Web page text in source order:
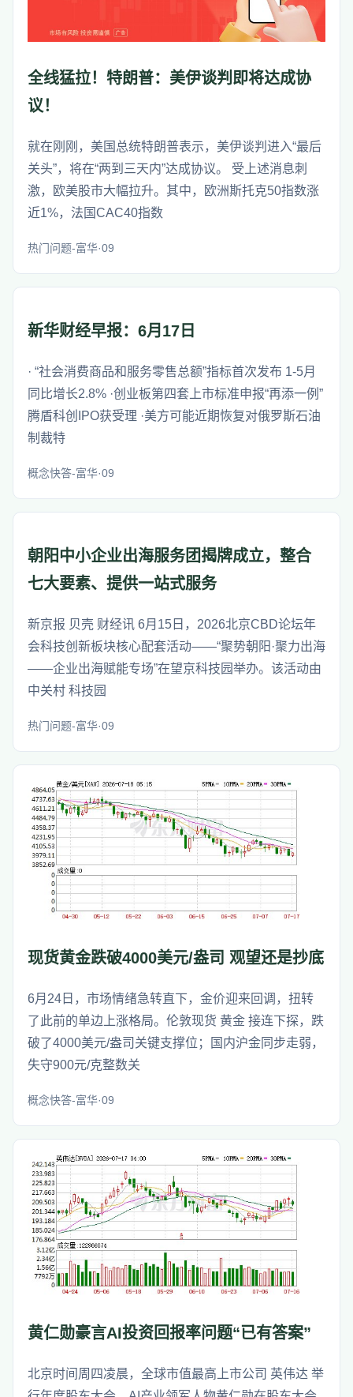
全线猛拉！特朗普：美伊谈判即将达成协
议！
就在刚刚，美国总统特朗普表示，美伊谈判进入“最后
关头”，将在“两到三天内”达成协议。 受上述消息刺
激，欧美股市大幅拉升。其中，欧洲斯托克50指数涨
近1%，法国CAC40指数
热门问题-富华·09
新华财经早报：6月17日
· “社会消费商品和服务零售总额”指标首次发布 1-5月
同比增长2.8% ·创业板第四套上市标准申报“再添一例”
腾盾科创IPO获受理 ·美方可能近期恢复对俄罗斯石油
制裁特
概念快答-富华·09
朝阳中小企业出海服务团揭牌成立，整合
七大要素、提供一站式服务
新京报 贝壳 财经讯 6月15日，2026北京CBD论坛年
会科技创新板块核心配套活动——“聚势朝阳·聚力出海
——企业出海赋能专场”在望京科技园举办。该活动由
中关村 科技园
热门问题-富华·09
现货黄金跌破4000美元/盎司 观望还是抄底
6月24日，市场情绪急转直下，金价迎来回调，扭转
了此前的单边上涨格局。伦敦现货 黄金 接连下探，跌
破了4000美元/盎司关键支撑位；国内沪金同步走弱，
失守900元/克整数关
概念快答-富华·09
黄仁勋豪言AI投资回报率问题“已有答案”
北京时间周四凌晨，全球市值最高上市公司 英伟达 举